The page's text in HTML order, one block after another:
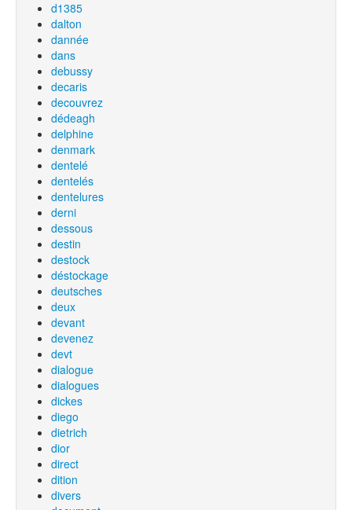
d1385
dalton
dannée
dans
debussy
decaris
decouvrez
dédeagh
delphine
denmark
dentelé
dentelés
dentelures
derni
dessous
destin
destock
déstockage
deutsches
deux
devant
devenez
devt
dialogue
dialogues
dickes
diego
dietrich
dior
direct
dition
divers